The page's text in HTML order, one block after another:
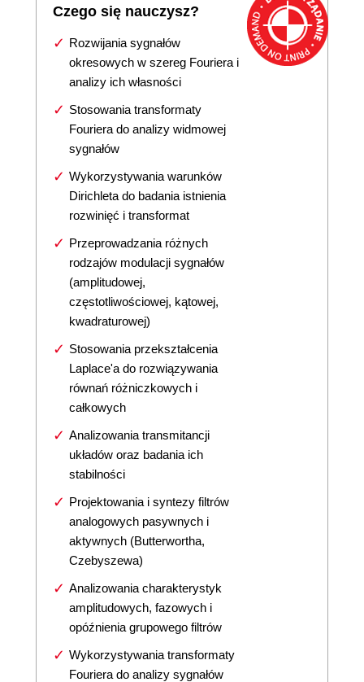
Czego się nauczysz?
Rozwijania sygnałów
okresowych w szereg Fouriera i
analizy ich własności
Stosowania transformaty
Fouriera do analizy widmowej
sygnałów
Wykorzystywania warunków
Dirichleta do badania istnienia
rozwinięć i transformat
Przeprowadzania różnych
rodzajów modulacji sygnałów
(amplitudowej,
częstotliwościowej, kątowej,
kwadraturowej)
Stosowania przekształcenia
Laplace'a do rozwiązywania
równań różniczkowych i
całkowych
Analizowania transmitancji
układów oraz badania ich
stabilności
Projektowania i syntezy filtrów
analogowych pasywnych i
aktywnych (Butterwortha,
Czebyszewa)
Analizowania charakterystyk
amplitudowych, fazowych i
opóźnienia grupowego filtrów
Wykorzystywania transformaty
Fouriera do analizy sygnałów